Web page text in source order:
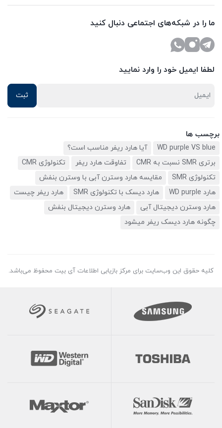
ما را در شبکه‌های اجتماعی دنبال کنید
لطفا ایمیل خود را وارد نمایید
برچسب ها
WD purple VS blue
آیا هارد ریفر مناسب است؟
برتری SMR نسبت به CMR
تفاوقت هارد ریفر
تکنولوژی CMR
تکنولوژی SMR
مقایسه هارد وسترن آبی با وسترن بنفش
هارد WD purple
هارد دیسک با تکنولوژی SMR
هارد ریفر چیست
هارد وسترن دیجیتال آبی
هارد وسترن دیجیتال بنفش
چگونه هارد دیسک ریفر میشود
کلیه حقوق این وب‌سایت برای مرکز بازیابی اطلاعات آی بیت محفوظ می‌باشد.